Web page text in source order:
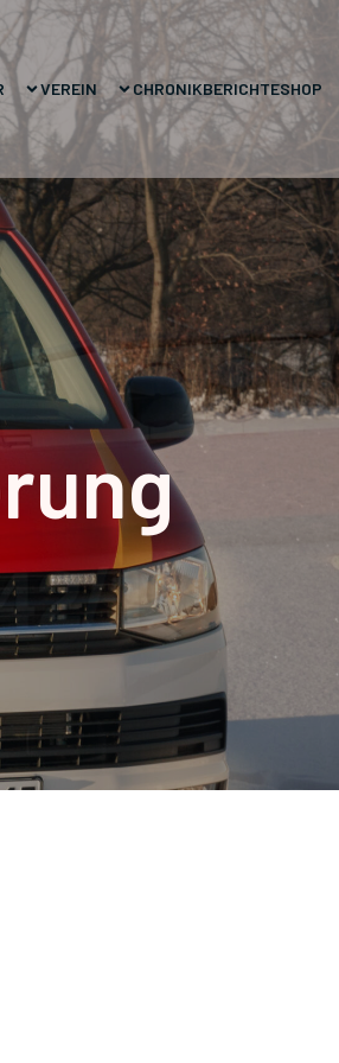
VEREIN CHRONIKBERICHTESHOP